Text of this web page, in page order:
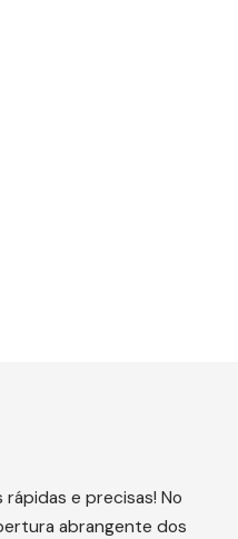
e precisas! No
abrangente dos